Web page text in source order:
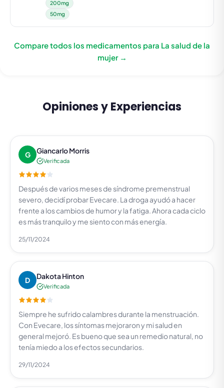
200mg
50mg
Compare todos los medicamentos para La salud de la
mujer →
Opiniones y Experiencias
G Giancarlo Morris
Verificada
Después de varios meses de síndrome premenstrual
severo, decidí probar Evecare. La droga ayudó a hacer
frente a los cambios de humor y la fatiga. Ahora cada ciclo
es más tranquilo y me siento con más energía.
25/11/2024
D Dakota Hinton
Verificada
Siempre he sufrido calambres durante la menstruación.
Con Evecare, los síntomas mejoraron y mi salud en
general mejoró. Es bueno que sea un remedio natural, no
tenía miedo a los efectos secundarios.
29/11/2024